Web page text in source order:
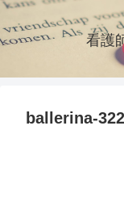
看護
ballerina-